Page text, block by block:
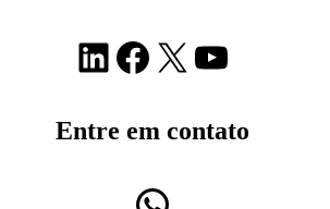
LinkedIn
Facebook
X Youtube
Entre em contato